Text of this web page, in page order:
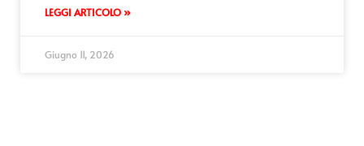
LEGGI ARTICOLO »
Giugno 11, 2026